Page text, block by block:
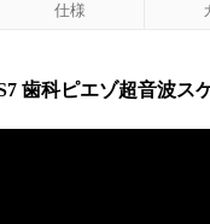
仕様
歯科ピエゾ超音波